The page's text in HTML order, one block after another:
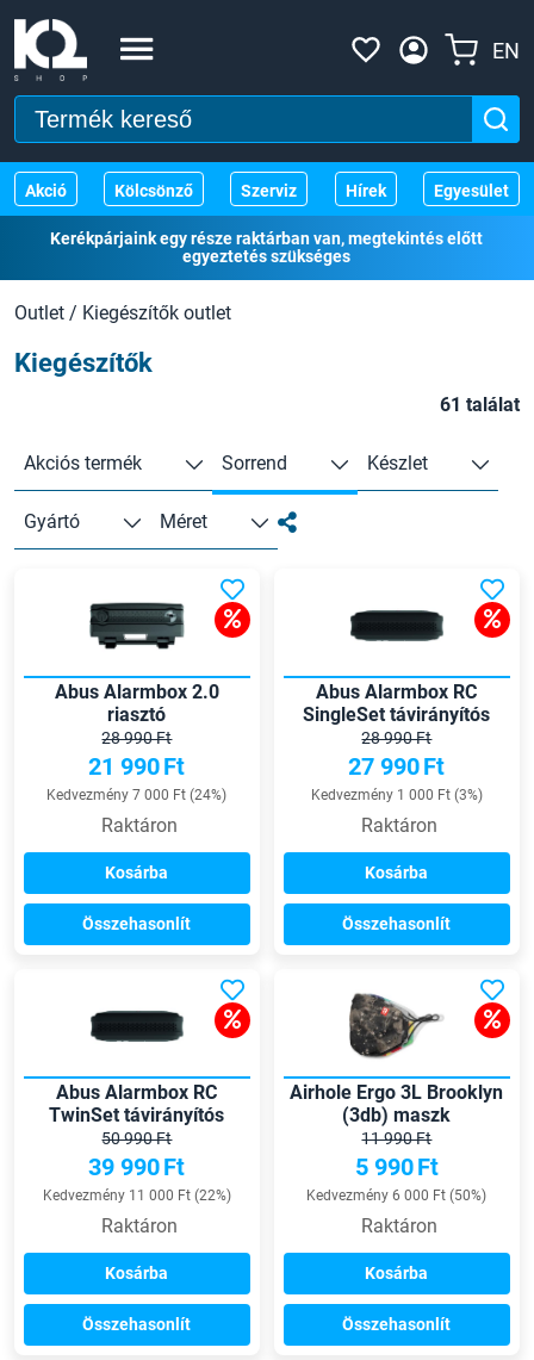
EN
Akció Kölcsönző Szerviz Hírek Egyesület
Kerékpárjaink egy része raktárban van, megtekintés előtt
egyeztetés szükséges
Outlet / Kiegészítők outlet
Kiegészítők
61 találat
Akciós termék Sorrend Készlet
Gyártó Méret
Abus Alarmbox 2.0
riasztó
28 990 Ft
21 990Ft
Kedvezmény 7 000 Ft (24%)
Raktáron
Kosárba
Összehasonlít
Abus Alarmbox RC
SingleSet távirányítós
riasztó
28 990 Ft
27 990Ft
Kedvezmény 1 000 Ft (3%)
Raktáron
Kosárba
Összehasonlít
Abus Alarmbox RC
TwinSet távirányítós
riasztó
50 990 Ft
39 990Ft
Kedvezmény 11 000 Ft (22%)
Raktáron
Kosárba
Összehasonlít
Airhole Ergo 3L Brooklyn
(3db) maszk
11 990 Ft
5 990Ft
Kedvezmény 6 000 Ft (50%)
Raktáron
Kosárba
Összehasonlít